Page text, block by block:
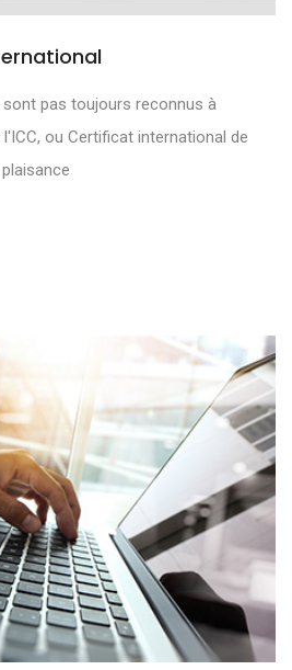
pas toujours reconnus à
ou Certificat international de